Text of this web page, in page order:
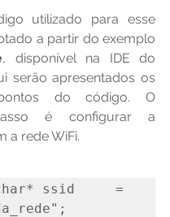
, disponível na IDE do
serão apresentados os
do código. O
é configurar a
a rede WiFi.
ssid     =